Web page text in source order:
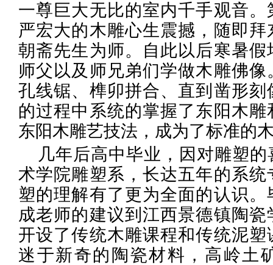
一尊巨大无比的室内千手观音
严宏大的木雕心生震撼，随即
朝斋先生为师。自此以后寒暑
师父以及师兄弟们学做木雕佛
孔线锯、榫卯拼合、直到凿形
的过程中系统的掌握了东阳木
东阳木雕艺技法，成为了标准的
几年后高中毕业，因对雕塑
术学院雕塑系，长达五年的系
塑的理解有了更为全面的认识
成老师的建议到江西景德镇陶
开设了传统木雕课程和传统泥
迷于新奇的陶瓷材料，高岭土